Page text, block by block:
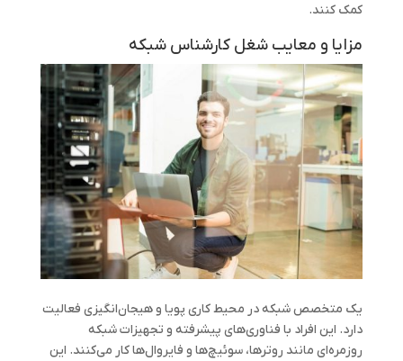
کمک کنند.
مزایا و معایب شغل کارشناس شبکه
یک متخصص شبکه در محیط کاری پویا و هیجان‌انگیزی فعالیت
دارد. این افراد با فناوری‌های پیشرفته و تجهیزات شبکه
روزمره‌ای مانند روترها، سوئیچ‌ها و فایروال‌ها کار می‌کنند. این